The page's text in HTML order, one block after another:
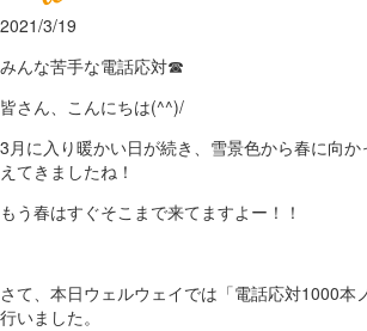
2021/3/19
みんな苦手な電話応対☎
皆さん、こんにちは(^^)/
3月に入り暖かい日が続き、雪景色から春に向
えてきましたね！
もう春はすぐそこまで来てますよー！！
さて、本日ウェルウェイでは「電話応対1000本
行いました。